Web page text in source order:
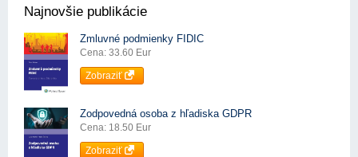
Najnovšie publikácie
Zmluvné podmienky FIDIC
Cena: 33.60 Eur
Zobraziť
Zodpovedná osoba z hľadiska GDPR
Cena: 18.50 Eur
Zobraziť